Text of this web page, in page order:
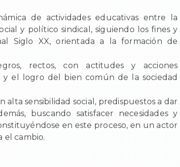
de actividades educativas entre la
y político sindical, siguiendo los fines y
Siglo XX, orientada a la formación de
rectos, con actitudes y acciones
y el logro del bien común de la sociedad
alta sensibilidad social, predispuestos a dar
buscando satisfacer necesidades y
en este proceso, en un actor
el cambio.